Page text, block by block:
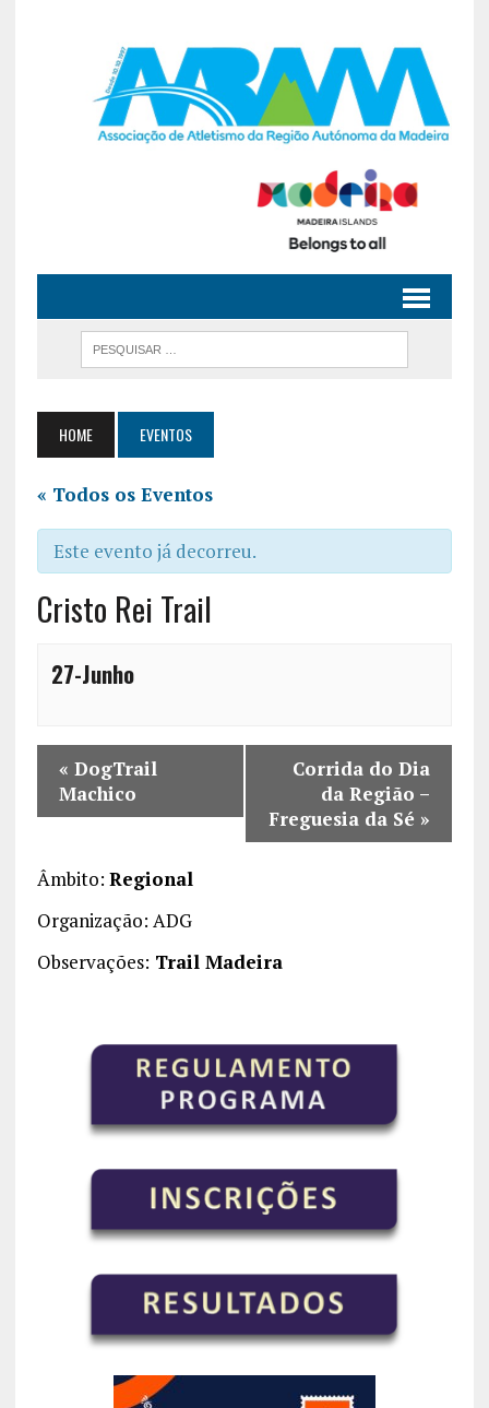
HOME EVENTOS
« Todos os Eventos
Este evento já decorreu.
Cristo Rei Trail
27-Junho
« DogTrail
Machico
Corrida do Dia
da Região –
Freguesia da Sé »
Âmbito: Regional
Organização: ADG
Observações: Trail Madeira